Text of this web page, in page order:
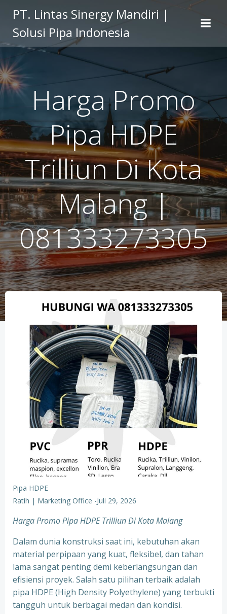
to
content
PT. Lintas Sinergy Mandiri |
Solusi Pipa Indonesia
Harga Promo
Pipa HDPE
Trilliun Di Kota
Malang |
081333273305
Pipa HDPE
Ratih | Marketing Office -Juli 29, 2026
Harga Promo Pipa HDPE Trilliun Di Kota Malang
Dalam dunia konstruksi saat ini, kebutuhan akan
material perpipaan yang kuat, fleksibel, dan tahan
lama sangat penting demi keberlangsungan dan
efisiensi proyek. Salah satu pilihan terbaik adalah
pipa HDPE (High Density Polyethylene) yang terbukti
tangguh untuk berbagai medan dan kondisi.